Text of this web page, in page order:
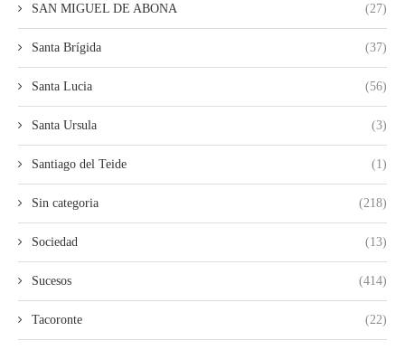
SAN MIGUEL DE ABONA (27)
Santa Brígida (37)
Santa Lucia (56)
Santa Ursula (3)
Santiago del Teide (1)
Sin categoria (218)
Sociedad (13)
Sucesos (414)
Tacoronte (22)